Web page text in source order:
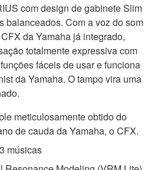
com design de gabinete Slim
balanceados. Com a voz do som
da Yamaha já integrado,
totalmente expressiva com
fáceis de usar e funciona
da Yamaha. O tampo vira uma
meticulosamente obtido do
de cauda da Yamaha, o CFX.
músicas